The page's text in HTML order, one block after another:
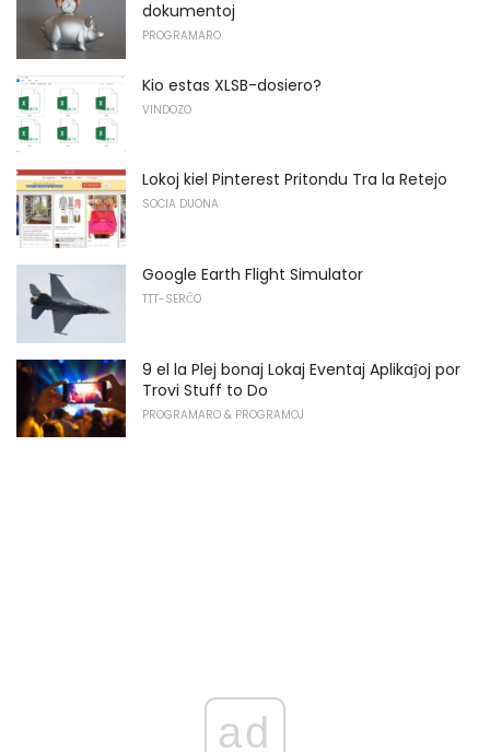
dokumentoj
PROGRAMARO
Kio estas XLSB-dosiero?
VINDOZO
Lokoj kiel Pinterest Pritondu Tra la Retejo
SOCIA DUONA
Google Earth Flight Simulator
TTT-SERĈO
9 el la Plej bonaj Lokaj Eventaj Aplikaĵoj por
Trovi Stuff to Do
PROGRAMARO & PROGRAMOJ
ad